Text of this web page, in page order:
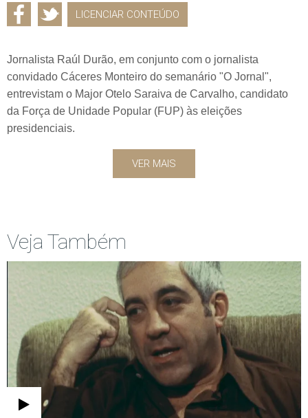
LICENCIAR CONTEÚDO
Jornalista Raúl Durão, em conjunto com o jornalista
convidado Cáceres Monteiro do semanário "O Jornal",
entrevistam o Major Otelo Saraiva de Carvalho, candidato
da Força de Unidade Popular (FUP) às eleições
presidenciais.
VER MAIS
Veja Também